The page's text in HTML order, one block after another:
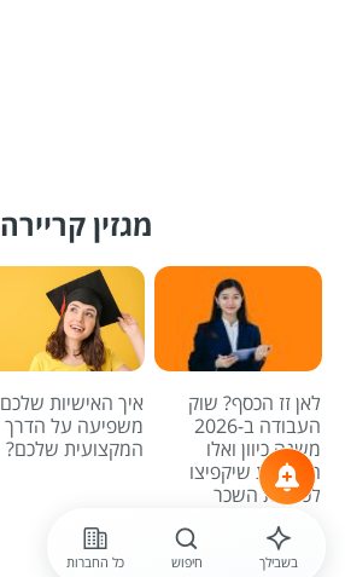
מגזין קריירה
לאן זז הכסף? שוק
העבודה ב-2026
משנה כיוון ואלו
המשרות שיקפיצו
לכם את השכר
איך האישיות שלכם
משפיעה על הדרך
המקצועית שלכם?
לכל הכתבות
בשבילך חיפוש כל החברות